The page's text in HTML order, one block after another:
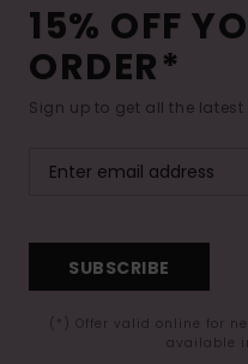
15% OFF
ORDER*
Sign up to get all the
SUBSCRIBE
(*) Offer valid online for
available